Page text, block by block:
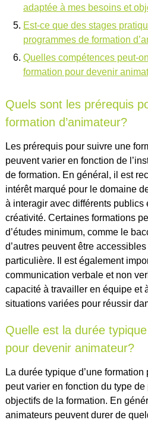
adaptée à mes besoins et
Est-ce que des stages
programmes de formation
Quelles compétences peut-
formation pour devenir
Quels sont les prérequis
formation d’animateur?
Les prérequis pour suivre une
peuvent varier en fonction de
de formation. En général, il est
intérêt marqué pour le domaine
à interagir avec différents publics
créativité. Certaines formations
d’études minimum, comme le
d’autres peuvent être
particulière. Il est également
communication verbale et non
capacité à travailler en équipe et
situations variées pour réussir
Quelle est la durée
pour devenir animateur?
La durée typique d’une
peut varier en fonction du type
objectifs de la formation. En
animateurs peuvent durer de